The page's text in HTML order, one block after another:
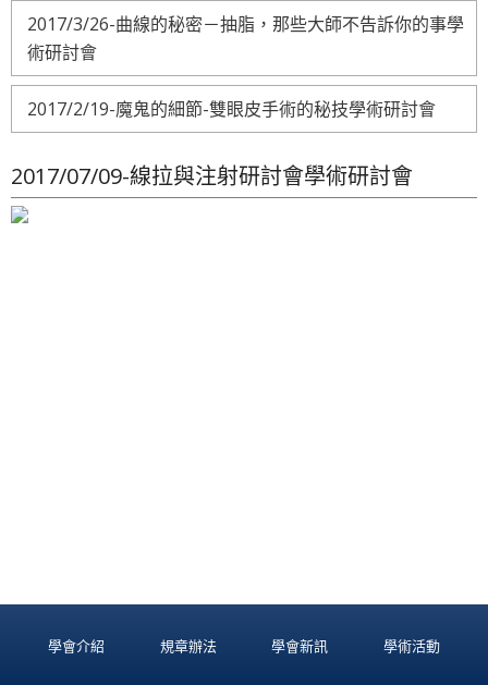
2017/3/26-曲線的秘密－抽脂，那些大師不告訴你的事學
術研討會
2017/2/19-魔鬼的細節-雙眼皮手術的秘技學術研討會
2017/07/09-線拉與注射研討會學術研討會
學會介紹 規章辦法 學會新訊 學術活動